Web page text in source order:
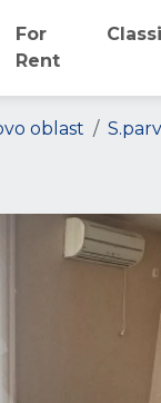
For
Rent
oblast